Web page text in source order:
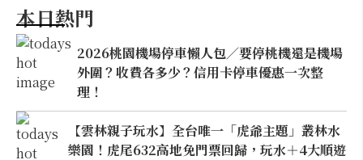
本日熱門
2026桃園機場停車懶人包／要停桃機還是機場
外圍？收費各多少？信用卡停車優惠一次整
理！
【雲林親子玩水】全台唯一「虎爺主題」叢林水
樂園！虎尾632高地免門票回歸，玩水＋4大順遊